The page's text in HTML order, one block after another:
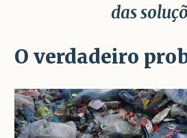
das
O verdadeiro